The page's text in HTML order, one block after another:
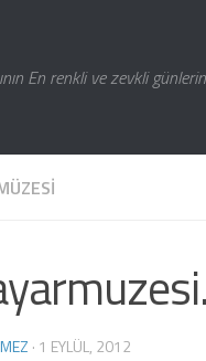
En renkli ve zevkli
· 1 EYLÜL, 2012